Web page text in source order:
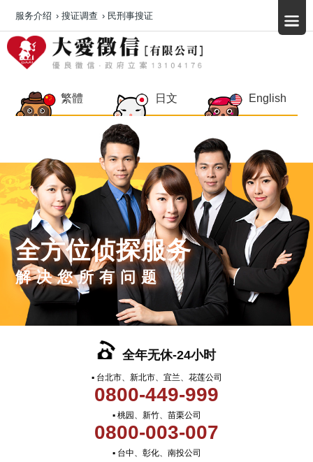
繁體 日文 English
全方位侦探服务
解决您所有问题
全年无休-24小时
▪ 台北市、新北市、宜兰、花莲公司
0800-449-999
▪ 桃园、新竹、苗栗公司
0800-003-007
▪ 台中、彰化、南投公司
服务介绍 › 搜证调查 › 民刑事搜证